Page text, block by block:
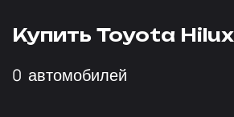
Купить Toyota Hilux
0 автомобилей